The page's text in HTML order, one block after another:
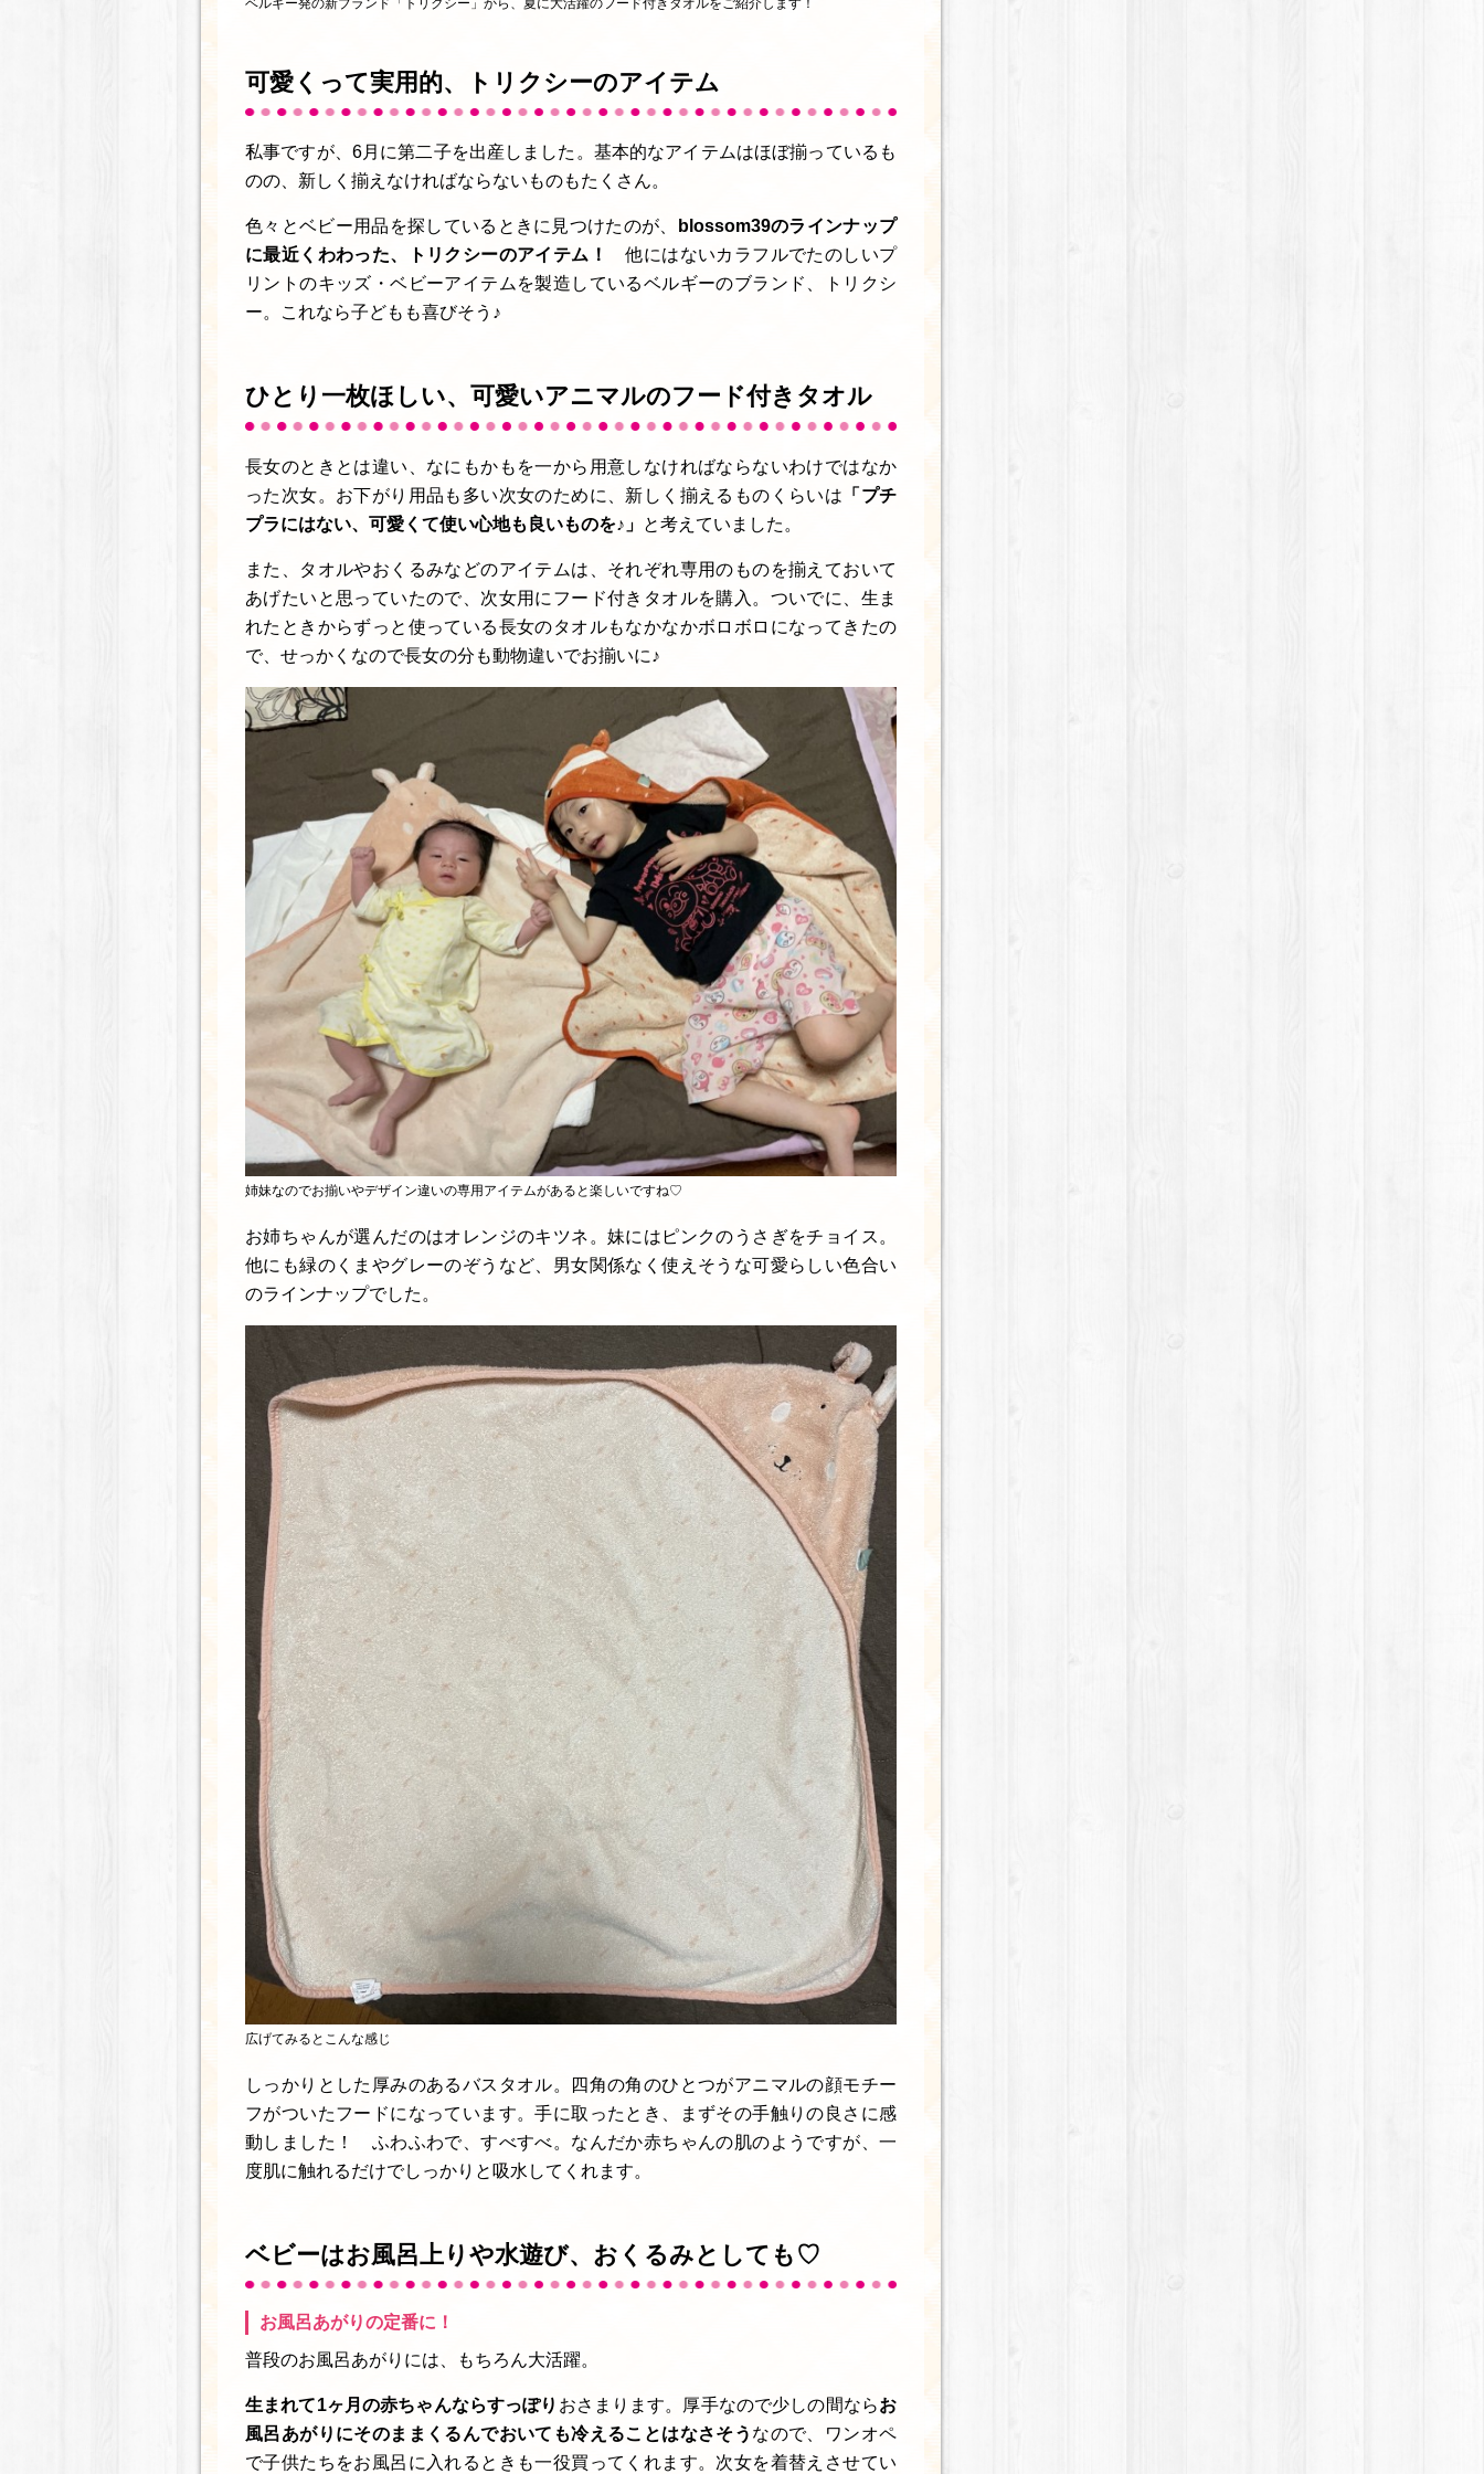
可愛くって実用的、トリクシーのアイテム
私事ですが、6月に第二子を出産しました。基本的なアイテムはほぼ揃っているも
のの、新しく揃えなければならないものもたくさん。
色々とベビー用品を探しているときに見つけたのが、
blossom39のラインナップ
に最近くわわった、トリクシーのアイテム！
他にはないカラフルでたのしいプ
リントのキッズ・ベビーアイテムを製造しているベルギーのブランド、トリクシ
ー。これなら子どもも喜びそう♪
ひとり一枚ほしい、可愛いアニマルのフード付きタオル
長女のときとは違い、なにもかもを一から用意しなければならないわけではなか
った次女。お下がり用品も多い次女のために、新しく揃えるものくらいは 「プチ
プラにはない、可愛くて使い心地も良いものを♪」 と考えていました。
また、タオルやおくるみなどのアイテムは、それぞれ専用のものを揃えておいて
あげたいと思っていたので、次女用にフード付きタオルを購入。ついでに、生ま
れたときからずっと使っている長女のタオルもなかなかボロボロになってきたの
で、せっかくなので長女の分も動物違いでお揃いに♪
姉妹なのでお揃いやデザイン違いの専用アイテムがあると楽しいですね♡
お姉ちゃんが選んだのはオレンジのキツネ。妹にはピンクのうさぎをチョイス。
他にも緑のくまやグレーのぞうなど、男女関係なく使えそうな可愛らしい色合い
のラインナップでした。
広げてみるとこんな感じ
しっかりとした厚みのあるバスタオル。四角の角のひとつがアニマルの顔モチー
フがついたフードになっています。手に取ったとき、まずその手触りの良さに感
動しました！ ふわふわで、すべすべ。なんだか赤ちゃんの肌のようですが、一
度肌に触れるだけでしっかりと吸水してくれます。
ベビーはお風呂上りや水遊び、おくるみとしても♡
お風呂あがりの定番に！
普段のお風呂あがりには、もちろん大活躍。
生まれて1ヶ月の赤ちゃんならすっぽり おさまります。厚手なので少しの間ならお
風呂あがりにそのままくるんでおいても冷えることはなさそう なので、ワンオペ
で子供たちをお風呂に入れるときも一役買ってくれます。次女を着替えさせてい